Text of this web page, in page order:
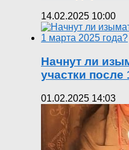
14.02.2025 10:00
Начнут ли
участки после
01.02.2025 14:03